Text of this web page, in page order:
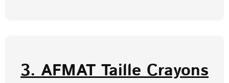
3. AFMAT Taille Crayons